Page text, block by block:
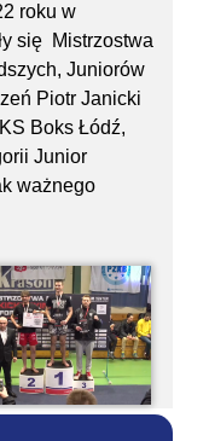
roku w
się Mistrzostwa
Juniorów
Piotr Janicki
Boks Łódź,
Junior
ważnego